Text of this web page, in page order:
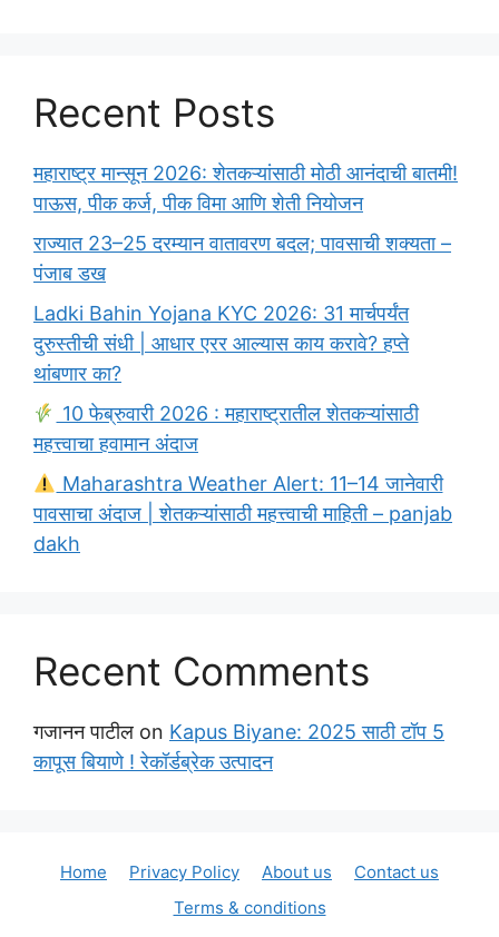
Recent Posts
महाराष्ट्र मान्सून 2026: शेतकऱ्यांसाठी मोठी आनंदाची बातमी!
पाऊस, पीक कर्ज, पीक विमा आणि शेती नियोजन
राज्यात 23–25 दरम्यान वातावरण बदल; पावसाची शक्यता –
पंजाब डख
Ladki Bahin Yojana KYC 2026: 31 मार्चपर्यंत
दुरुस्तीची संधी | आधार एरर आल्यास काय करावे? हप्ते
थांबणार का?
10 फेब्रुवारी 2026 : महाराष्ट्रातील शेतकऱ्यांसाठी
महत्त्वाचा हवामान अंदाज
Maharashtra Weather Alert: 11–14 जानेवारी
पावसाचा अंदाज | शेतकऱ्यांसाठी महत्त्वाची माहिती – panjab
dakh
Recent Comments
गजानन पाटील on Kapus Biyane: 2025 साठी टॉप 5
कापूस बियाणे ! रेकॉर्डब्रेक उत्पादन
Home Privacy Policy About us
Contact us
Terms & conditions